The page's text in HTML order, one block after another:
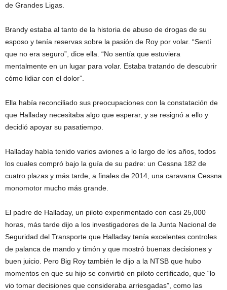
de Grandes Ligas.
Brandy estaba al tanto de la historia de abuso de drogas de su
esposo y tenía reservas sobre la pasión de Roy por volar. “Sentí
que no era seguro”, dice ella. “No sentía que estuviera
mentalmente en un lugar para volar. Estaba tratando de descubrir
cómo lidiar con el dolor”.
Ella había reconciliado sus preocupaciones con la constatación de
que Halladay necesitaba algo que esperar, y se resignó a ello y
decidió apoyar su pasatiempo.
Halladay había tenido varios aviones a lo largo de los años, todos
los cuales compró bajo la guía de su padre: un Cessna 182 de
cuatro plazas y más tarde, a finales de 2014, una caravana Cessna
monomotor mucho más grande.
El padre de Halladay, un piloto experimentado con casi 25,000
horas, más tarde dijo a los investigadores de la Junta Nacional de
Seguridad del Transporte que Halladay tenía excelentes controles
de palanca de mando y timón y que mostró buenas decisiones y
buen juicio. Pero Big Roy también le dijo a la NTSB que hubo
momentos en que su hijo se convirtió en piloto certificado, que “lo
vio tomar decisiones que consideraba arriesgadas”, como las